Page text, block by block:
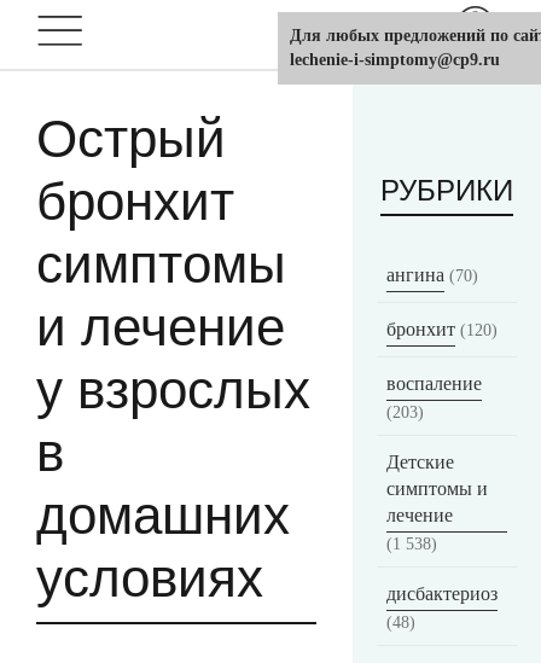
Острый
бронхит
симптомы
и лечение
у взрослых
в
домашних
условиях
РУБРИКИ
ангина (70)
бронхит (120)
воспаление
(203)
Детские
симптомы и
лечение
(1 538)
дисбактериоз
(48)
Для любых предложений по
lechenie-i-simptomy@cp9.ru